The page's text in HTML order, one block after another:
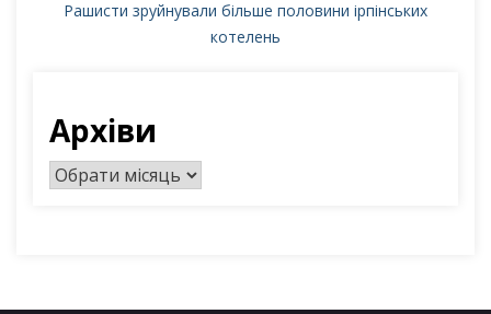
Рашисти зруйнували більше половини ірпінських
котелень
Архіви
А